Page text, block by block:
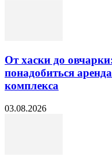
От хаски до
понадобиться
комплекса
03.08.2026